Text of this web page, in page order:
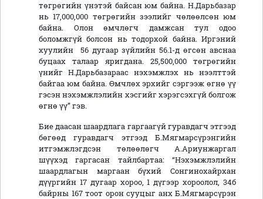
төгрөгийн үнэтэй байсан юм байна. Н.Дарьбазар
нь 17,000,000 төгрөгийн зээлийг чөлөөлсөн юм
байна. Олон өмчлөгч дамжсан тул одоо
боломжгүй болсон нь тодорхой байна. Иргэний
хуулийн 56 дугаар зүйлийн 56.1-д өгсөн авснаа
буцаах талаар яригдана. 25,500,000 төгрөгийн
үнийг Н.Дарьбазараас нэхэмжлэх нь нээлттэй
байгаа юм байна. Өмчлөх эрхийг сэргээж өгнө үү
гэсэн нэхэмжлэлийн хэсгийг хэрэгсэхгүй болгож
өгнө үү” гэв.
Бие даасан шаардлага гаргаагүй гуравдагч этгээд
бөгөөд гуравдагч этгээд Б.Мягмарсүрэнгийн
итгэмжлэгдсэн төлөөлөгч А.Ариунжаргал
шүүхэд гаргасан тайлбартаа: “Нэхэмжлэлийн
шаардлагын маргаан бүхий Сонгинохайрхан
дүүргийн 17 дугаар хороо, 1 дүгээр хороолол, 34б
байрны 167 тоот орон сууцыг анх Б.Мягмарсүрэн